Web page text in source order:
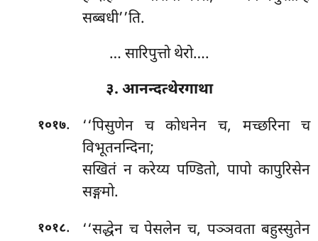
सब्बधी’’ति.
… सारिपुत्तो थेरो….
३. आनन्दत्थेरगाथा
१०१७.
‘‘पिसुणेन च कोधनेन च, मच्छरिना च
विभूतनन्दिना;
सखितं न करेय्य पण्डितो, पापो कापुरिसेन
सङ्गमो.
१०१८.
‘‘सद्धेन च पेसलेन च, पञ्ञवता बहुस्सुतेन